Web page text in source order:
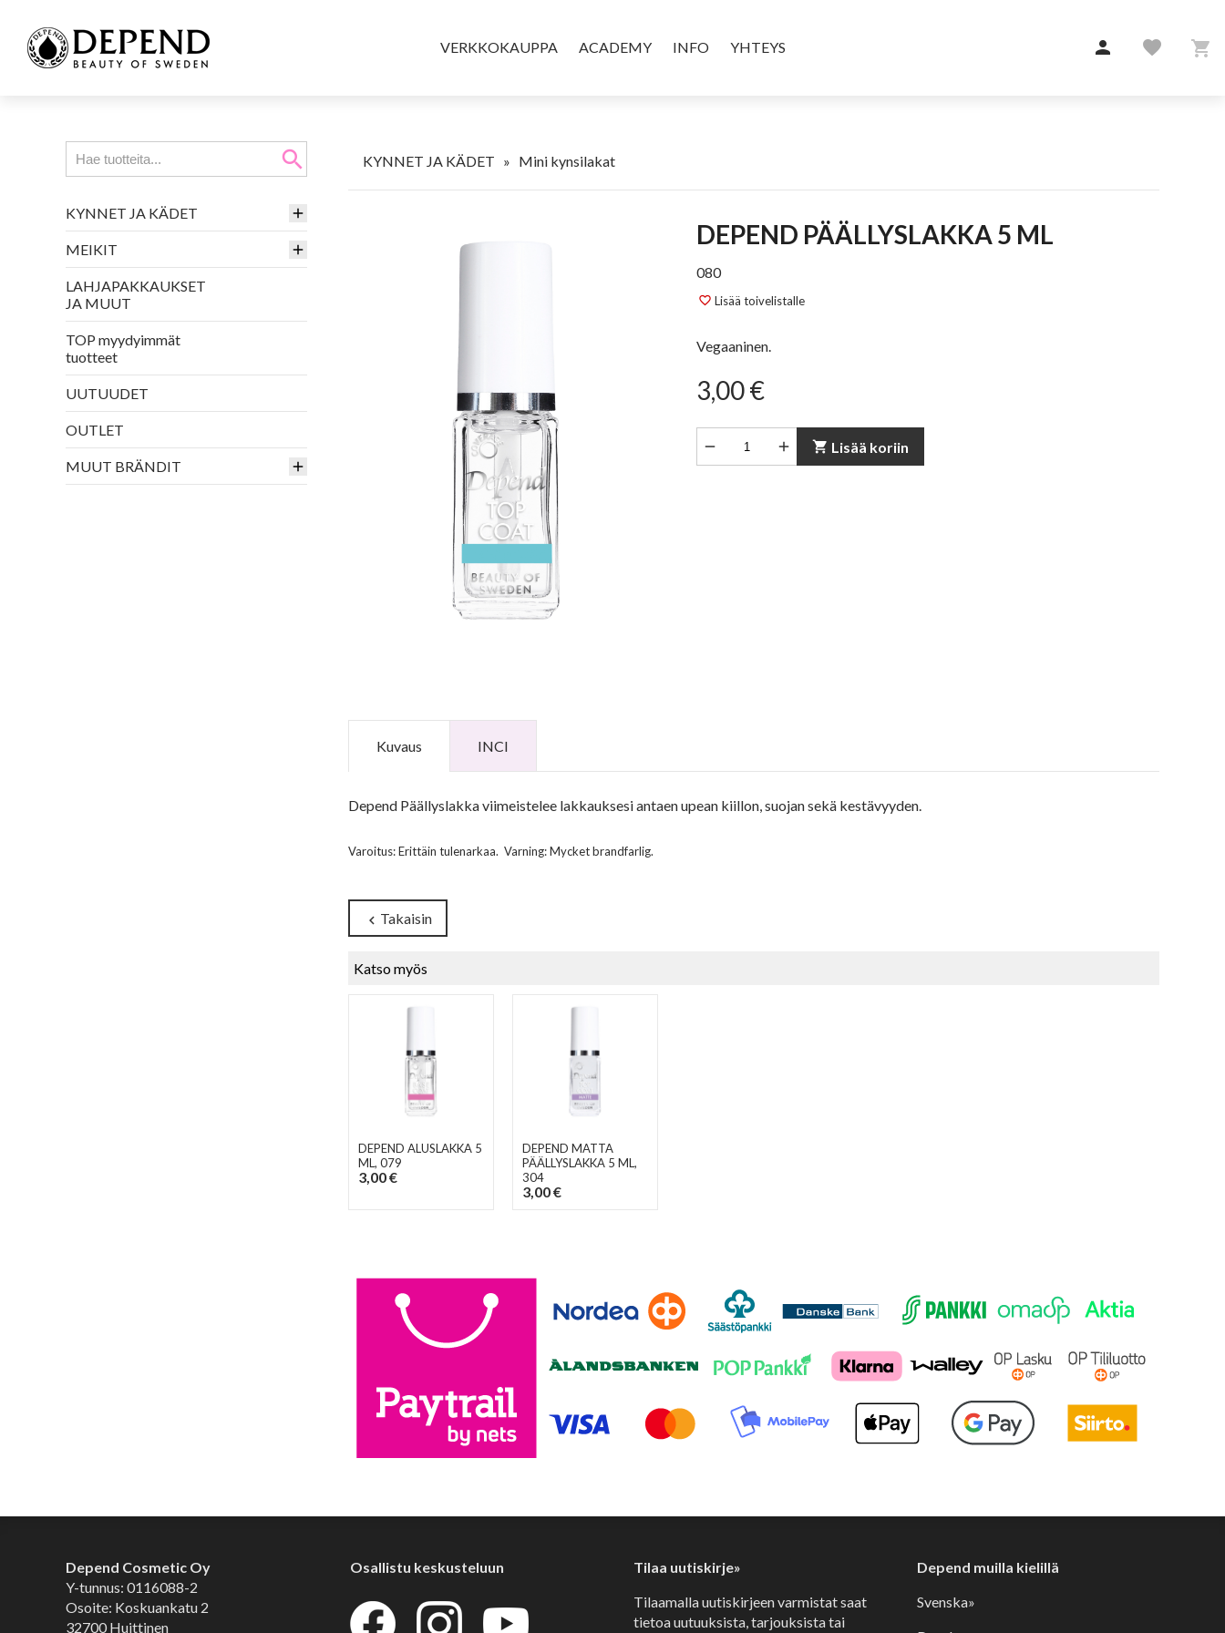
VERKKOKAUPPA ACADEMY INFO YHTEYS  favorite 
search
KYNNET JA KÄDET
MEIKIT
LAHJAPAKKAUKSET
JA MUUT
TOP myydyimmät
tuotteet
UUTUUDET
OUTLET
MUUT BRÄNDIT
KYNNET JA KÄDET » Mini kynsilakat
DEPEND PÄÄLLYSLAKKA 5 ML
080
favorite_border Lisää toivelistalle
Vegaaninen.
3,00 €
  shopping_cart Lisää koriin
Kuvaus INCI
Depend Päällyslakka viimeistelee lakkauksesi antaen upean kiillon, suojan sekä kestävyyden.
Varoitus: Erittäin tulenarkaa. Varning: Mycket brandfarlig.
chevron_left Takaisin
Katso myös
DEPEND ALUSLAKKA 5
ML, 079
3,00 €
DEPEND MATTA
PÄÄLLYSLAKKA 5 ML,
304
3,00 €
Depend Cosmetic Oy
Y-tunnus: 0116088-2
Osoite: Koskuankatu 2
32700 Huittinen
Osallistu keskusteluun
Tilaa uutiskirje»
Tilaamalla uutiskirjeen varmistat saat
tietoa uutuuksista, tarjouksista tai
Depend muilla kielillä
Svenska»